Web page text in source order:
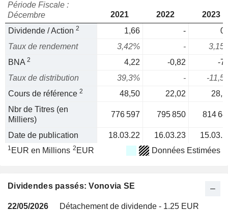
Période Fiscale :
Décembre
2021 2022
2023
Dividende / Action 2 1,66 -
Taux de rendement
3,42% -
BNA 2 4,22 -0,82
-
Taux de distribution
39,3% -
-
Cours de référence 2 48,50 22,02
Nbr de Titres (en
Milliers)
776 597 795 850 814
Date de publication 18.03.22 16.03.23
1 EUR en Millions 2 EUR Données Estimées
Dividendes passés: Vonovia SE
22/05/2026 Détachement de dividende - 1.25 EUR